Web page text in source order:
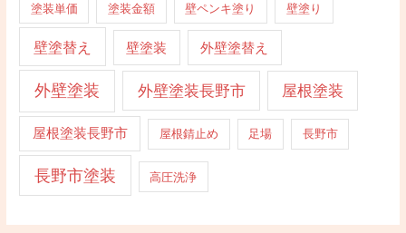
塗装単価 塗装金額 壁ペンキ塗り 壁塗り
壁塗替え 壁塗装 外壁塗替え
外壁塗装 外壁塗装長野市 屋根塗装
屋根塗装長野市 屋根錆止め 足場 長野市
長野市塗装 高圧洗浄